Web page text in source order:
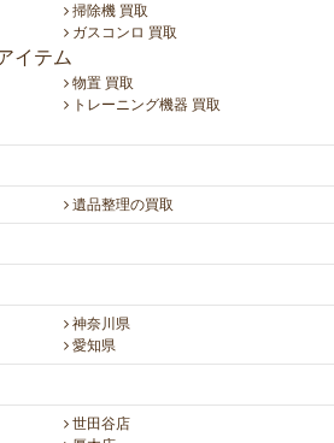
掃除機 買取
ガスコンロ 買取
イテム
物置 買取
トレーニング機器 買取
遺品整理の買取
神奈川県
愛知県
世田谷店